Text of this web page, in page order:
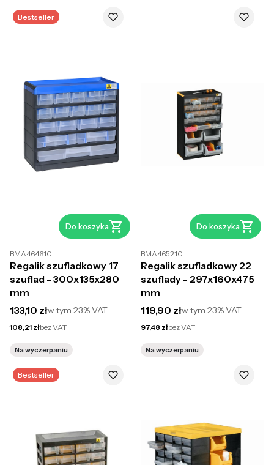
Bestseller
Do koszyka
BMA464610
Regalik szufladkowy 17
szuflad - 300x135x280
mm
Cena brutto
133,10 złw tym 23%VAT
Cena netto
108,21 złbez VAT
Na wyczerpaniu
Do koszyka
BMA465210
Regalik szufladkowy 22
szuflady - 297x160x475
mm
Cena brutto
119,90 złw tym23%VAT
Cena netto
97,48 złbez VAT
Na wyczerpaniu
Bestseller